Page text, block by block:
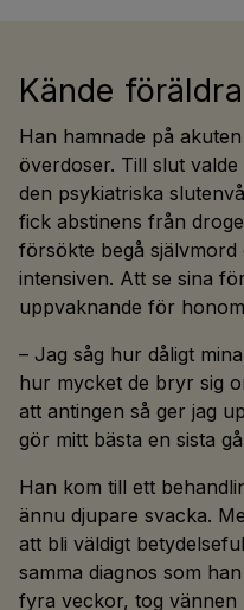
Kände
Han hamnade på
överdoser. Till slut
den psykiatriska
fick abstinens från
försökte begå
intensiven. Att se sina
uppvaknande för
– Jag såg hur dåligt
hur mycket de bryr sig
att antingen så ger jag
gör mitt bästa en sista
Han kom till ett
ännu djupare svacka.
att bli väldigt
samma diagnos som
fyra veckor, tog vännen